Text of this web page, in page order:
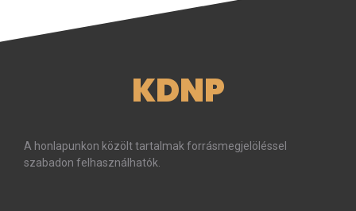
KDNP
A honlapunkon közölt tartalmak forrásmegjelöléssel
szabadon felhasználhatók.